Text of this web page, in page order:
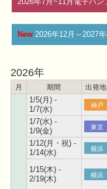
New2026年12月～2027
2026年
月 期間 出発地
1/5(月) -
1/7(水)
神戸
1/7(水) -
1/9(金)
東京
1/12(月・祝) -
1/14(水)
横浜
1/15(木) -
2/19(木)
横浜